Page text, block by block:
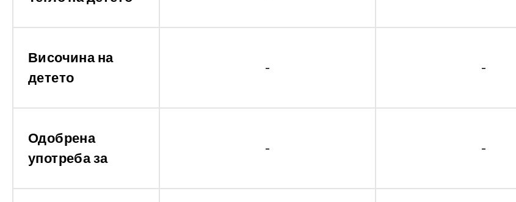
Височина на
детето
- -
Одобрена
употреба за
- -